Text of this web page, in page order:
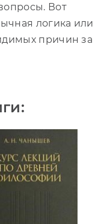
Вот
логика или
причин за